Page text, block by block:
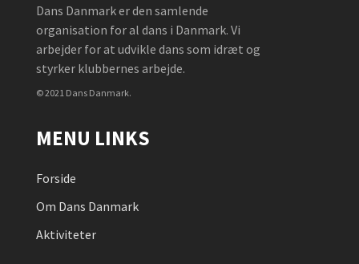
Dans Danmark er den samlende
organisation for al dans i Danmark. Vi
arbejder for at udvikle dans som idræt og
styrker klubbernes arbejde.
© 2021 Dans Danmark.
MENU LINKS
Forside
Om Dans Danmark
Aktiviteter